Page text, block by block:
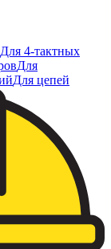
Для 4-тактных
Для
Для цепей